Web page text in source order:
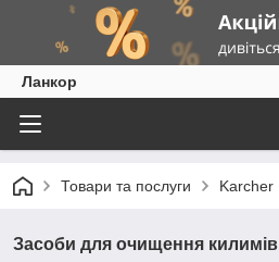
Ланкор
Товари та послуги Karcher
Засоби для очищення килимів